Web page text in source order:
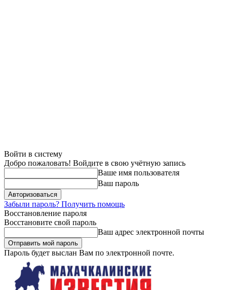
Войти в систему
Добро пожаловать! Войдите в свою учётную запись
Ваше имя пользователя
Ваш пароль
Забыли пароль? Получить помощь
Восстановление пароля
Восстановите свой пароль
Ваш адрес электронной почты
Пароль будет выслан Вам по электронной почте.